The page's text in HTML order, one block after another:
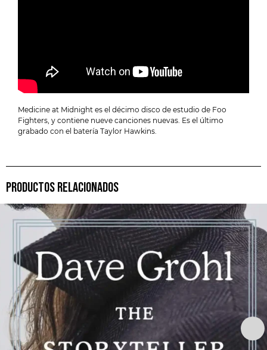
Medicine at Midnight es el décimo disco de estudio de Foo
Fighters, y contiene nueve canciones nuevas. Es el último
grabado con el batería Taylor Hawkins.
PRODUCTOS RELACIONADOS